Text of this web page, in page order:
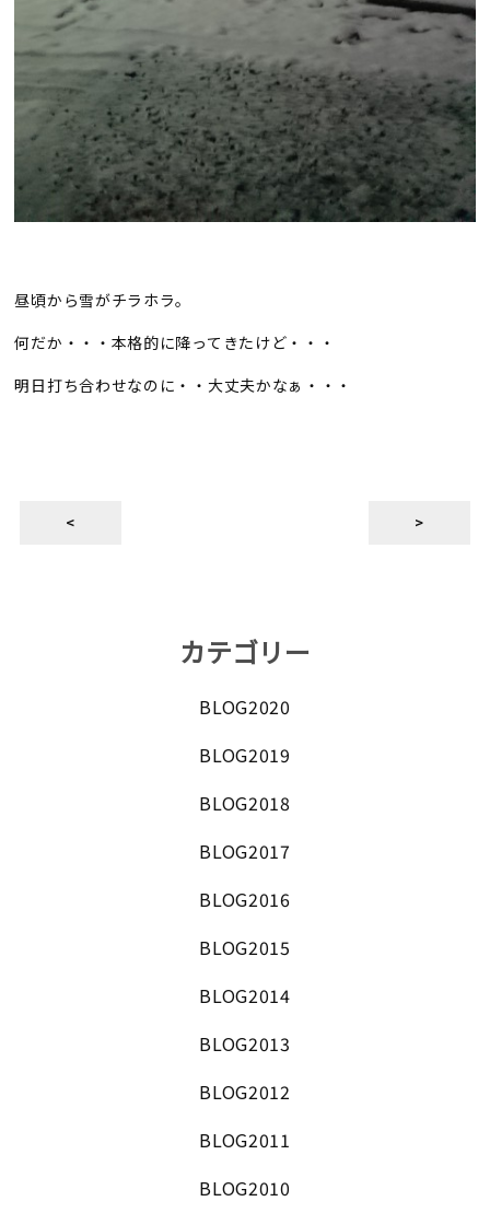
昼頃から雪がチラホラ。
何だか・・・本格的に降ってきたけど・・・
明日打ち合わせなのに・・大丈夫かなぁ・・・
< >
カテゴリー
BLOG2020
BLOG2019
BLOG2018
BLOG2017
BLOG2016
BLOG2015
BLOG2014
BLOG2013
BLOG2012
BLOG2011
BLOG2010